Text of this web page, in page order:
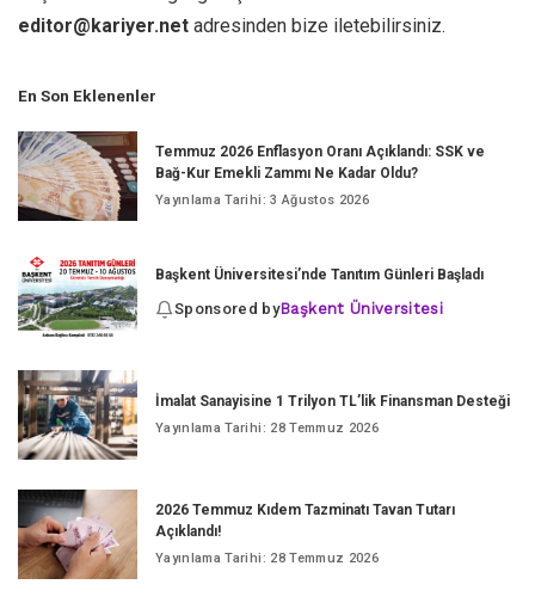
editor@kariyer.net adresinden bize iletebilirsiniz.
En Son Eklenenler
Temmuz 2026 Enflasyon Oranı Açıklandı: SSK ve
Bağ-Kur Emekli Zammı Ne Kadar Oldu?
Yayınlama Tarihi: 3 Ağustos 2026
Başkent Üniversitesi’nde Tanıtım Günleri Başladı
Sponsored byBaşkent Üniversitesi
İmalat Sanayisine 1 Trilyon TL’lik Finansman Desteği
Yayınlama Tarihi: 28 Temmuz 2026
2026 Temmuz Kıdem Tazminatı Tavan Tutarı
Açıklandı!
Yayınlama Tarihi: 28 Temmuz 2026